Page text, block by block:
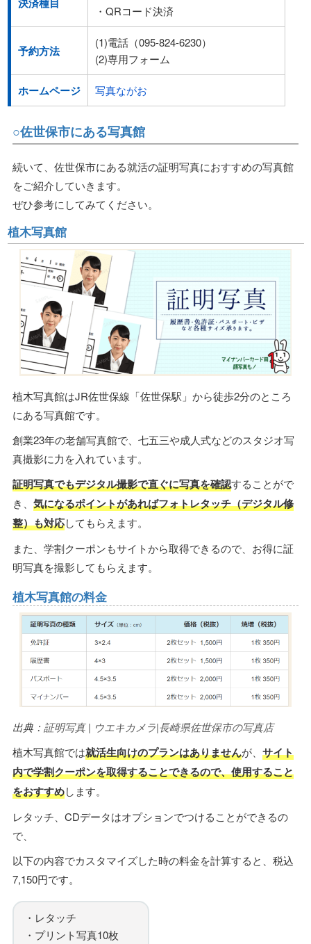
・QRコード決済
予約方法
(1)電話（095-824-6230）
(2)専用フォーム
ホームページ 写真ながお
○佐世保市にある写真館
続いて、佐世保市にある就活の証明写真におすすめの写真館
をご紹介していきます。
ぜひ参考にしてみてください。
植木写真館
植木写真館はJR佐世保線「佐世保駅」から徒歩2分のところ
にある写真館です。
創業23年の老舗写真館で、七五三や成人式などのスタジオ写
真撮影に力を入れています。
証明写真でもデジタル撮影で直ぐに写真を確認することがで
き、 気になるポイントがあればフォトレタッチ（デジタル修
整）も対応してもらえます。
また、学割クーポンもサイトから取得できるので、お得に証
明写真を撮影してもらえます。
植木写真館の料金
出典： 証明写真 | ウエキカメラ|長崎県佐世保市の写真店
植木写真館では就活生向けのプランはありませんが、 サイト
内で学割クーポンを取得することできるので、使用すること
をおすすめします。
レタッチ、CDデータはオプションでつけることができるの
で、
以下の内容でカスタマイズした時の料金を計算すると、税込
7,150円です。
・レタッチ
・プリント写真10枚